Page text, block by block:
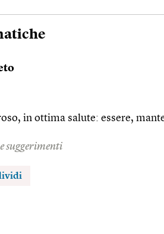
in ottima salute: essere,
suggerimenti